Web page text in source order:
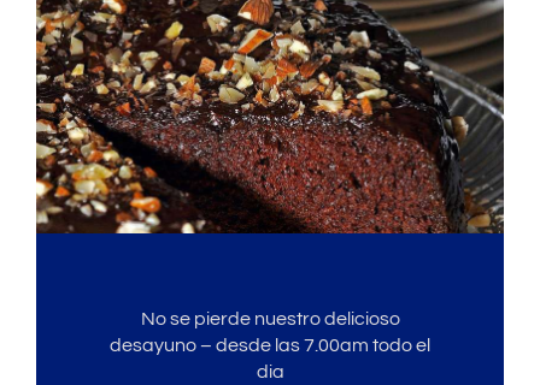
No se pierde nuestro delicioso
desayuno – desde las 7.00am todo el
dia